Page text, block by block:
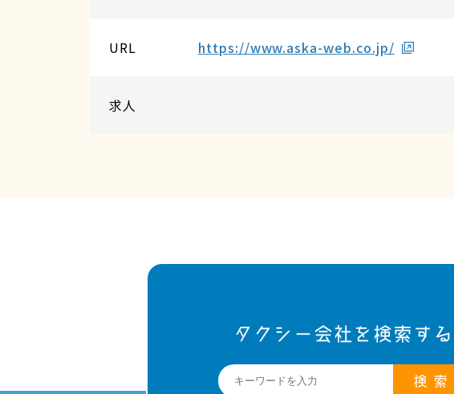
URL https://www.aska-web.co.jp/
求人
タクシー会社を検索する
検 索